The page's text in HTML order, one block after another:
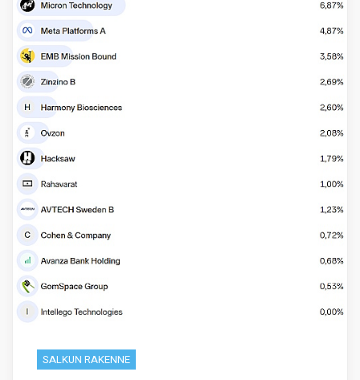
SALKUN RAKENNE